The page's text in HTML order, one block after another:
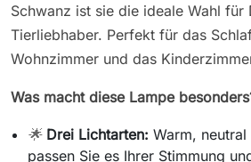
Schwanz ist sie die ideale Wahl für
Tierliebhaber. Perfekt für das
Wohnzimmer und das
Was macht diese Lampe
🌟 Drei Lichtarten: Warm,
passen Sie es Ihrer Stimmung